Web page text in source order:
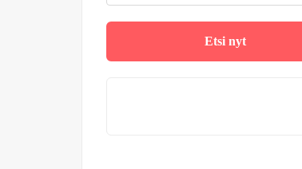
Etsi nyt